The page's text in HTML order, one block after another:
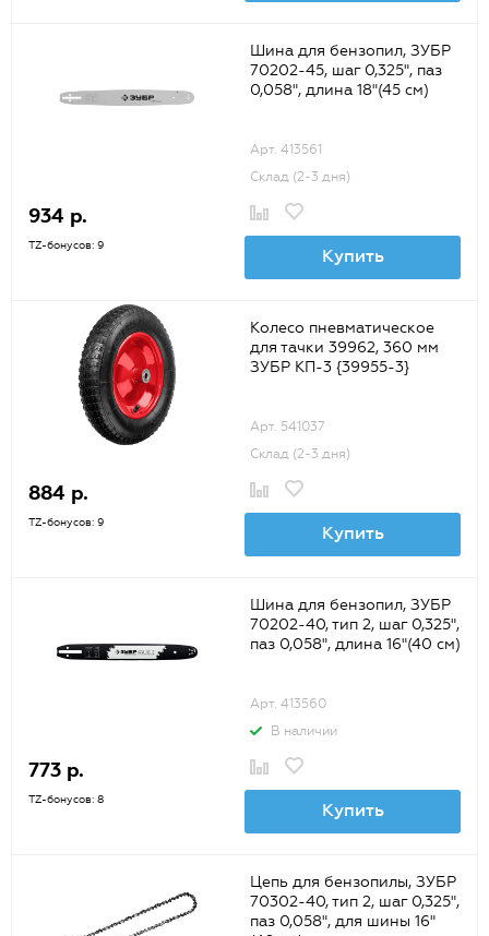
Шина для бензопил, ЗУБР
70202-45, шаг 0,325", паз
0,058", длина 18"(45 см)
Арт. 413561
Склад (2-3 дня)
934 р.
TZ-бонусов: 9 Купить
Колесо пневматическое
для тачки 39962, 360 мм
ЗУБР КП-3 {39955-3}
Арт. 541037
Склад (2-3 дня)
884 р.
TZ-бонусов: 9 Купить
Шина для бензопил, ЗУБР
70202-40, тип 2, шаг 0,325",
паз 0,058", длина 16"(40 см)
Арт. 413560
В наличии
773 р.
TZ-бонусов: 8 Купить
Цепь для бензопилы, ЗУБР
70302-40, тип 2, шаг 0,325",
паз 0,058", для шины 16"